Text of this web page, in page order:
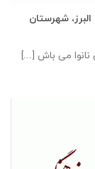
استان البرز، شهرستان
نانوا می باش [...]